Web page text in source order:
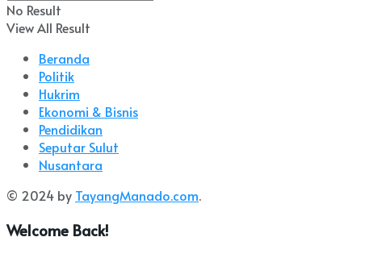
No Result
View All Result
Beranda
Politik
Hukrim
Ekonomi & Bisnis
Pendidikan
Seputar Sulut
Nusantara
© 2024 by TayangManado.com.
Welcome Back!